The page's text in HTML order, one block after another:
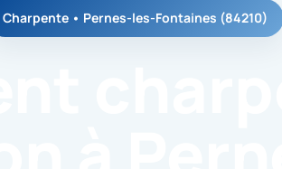
Charpente • Pernes-les-Fontaines (84210)